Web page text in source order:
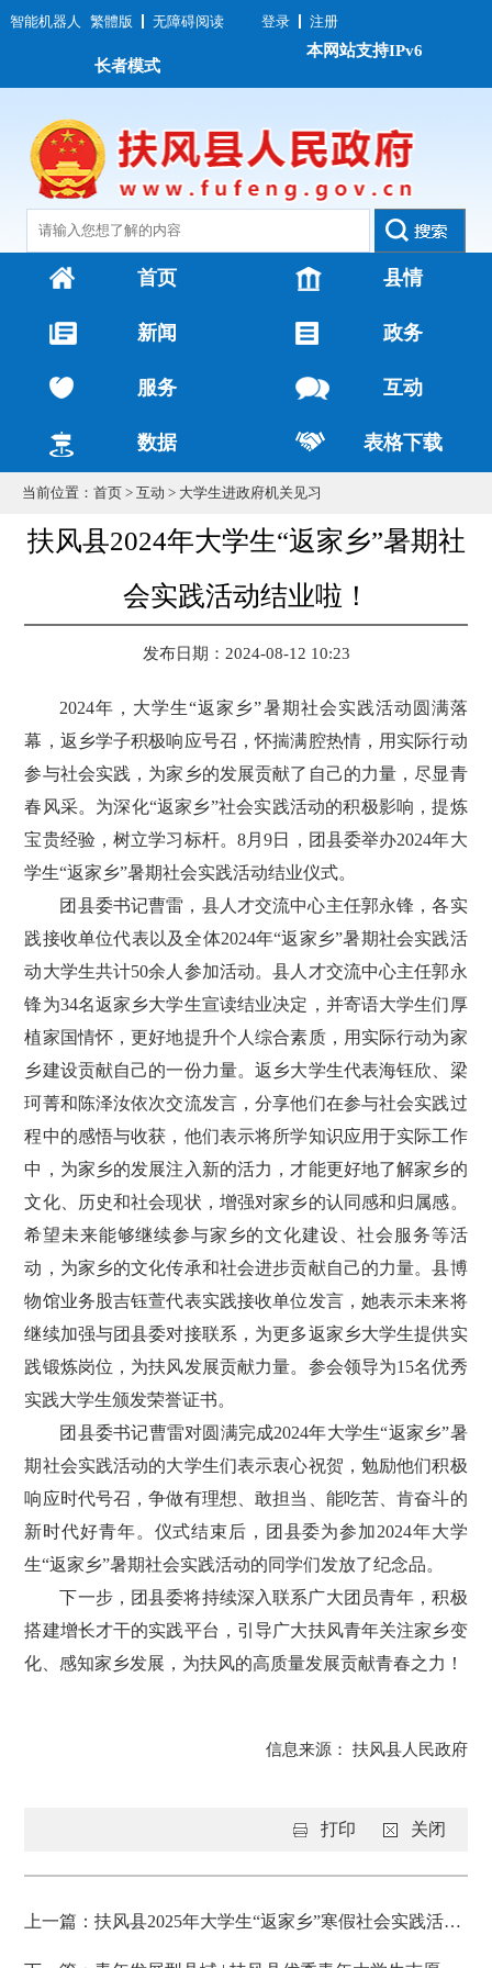
智能机器人 繁體版 无障碍阅读 登录 注册
本网站支持IPv6
长者模式
首页 县情
新闻 政务
服务 互动
数据 表格下载
当前位置： 首页 > 互动 > 大学生进政府机关见习
扶风县2024年大学生“返家乡”暑期社
会实践活动结业啦！
发布日期：2024-08-12 10:23
2024年，大学生“返家乡”暑期社会实践活动圆满落
幕，返乡学子积极响应号召，怀揣满腔热情，用实际行动
参与社会实践，为家乡的发展贡献了自己的力量，尽显青
春风采。为深化“返家乡”社会实践活动的积极影响，提炼
宝贵经验，树立学习标杆。8月9日，团县委举办2024年大
学生“返家乡”暑期社会实践活动结业仪式。
团县委书记曹雷，县人才交流中心主任郭永锋，各实
践接收单位代表以及全体2024年“返家乡”暑期社会实践活
动大学生共计50余人参加活动。县人才交流中心主任郭永
锋为34名返家乡大学生宣读结业决定，并寄语大学生们厚
植家国情怀，更好地提升个人综合素质，用实际行动为家
乡建设贡献自己的一份力量。返乡大学生代表海钰欣、梁
珂菁和陈泽汝依次交流发言，分享他们在参与社会实践过
程中的感悟与收获，他们表示将所学知识应用于实际工作
中，为家乡的发展注入新的活力，才能更好地了解家乡的
文化、历史和社会现状，增强对家乡的认同感和归属感。
希望未来能够继续参与家乡的文化建设、社会服务等活
动，为家乡的文化传承和社会进步贡献自己的力量。县博
物馆业务股吉钰萱代表实践接收单位发言，她表示未来将
继续加强与团县委对接联系，为更多返家乡大学生提供实
践锻炼岗位，为扶风发展贡献力量。参会领导为15名优秀
实践大学生颁发荣誉证书。
团县委书记曹雷对圆满完成2024年大学生“返家乡”暑
期社会实践活动的大学生们表示衷心祝贺，勉励他们积极
响应时代号召，争做有理想、敢担当、能吃苦、肯奋斗的
新时代好青年。仪式结束后，团县委为参加2024年大学
生“返家乡”暑期社会实践活动的同学们发放了纪念品。
下一步，团县委将持续深入联系广大团员青年，积极
搭建增长才干的实践平台，引导广大扶风青年关注家乡变
化、感知家乡发展，为扶风的高质量发展贡献青春之力！
信息来源： 扶风县人民政府
打印 关闭
上一篇：扶风县2025年大学生“返家乡”寒假社会实践活动开始报名啦！